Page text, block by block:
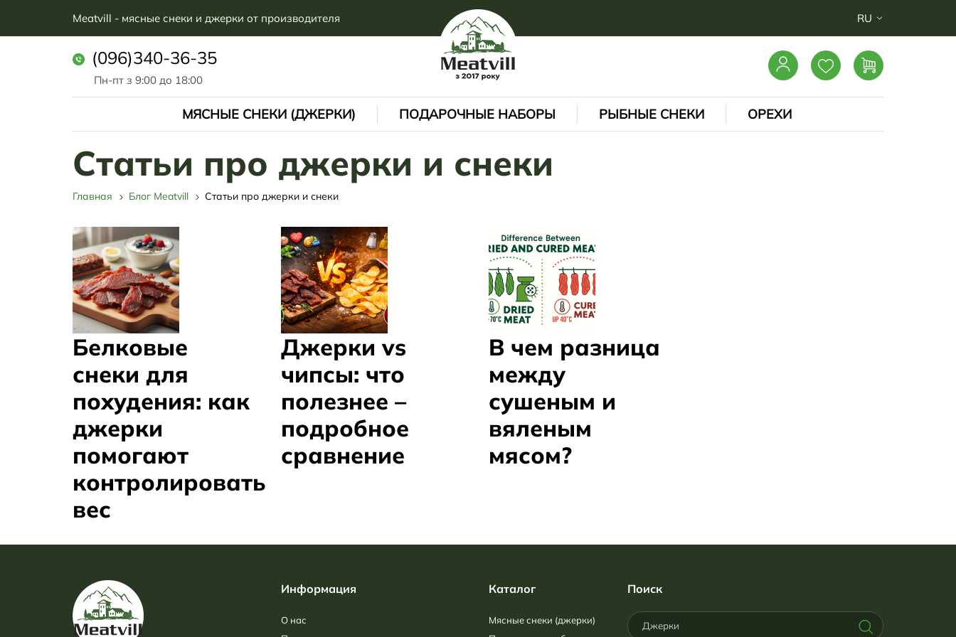
Meatvill - мясные снеки и джерки от производителя RU
(096)340-36-35
Пн-пт з 9:00 до 18:00
МЯСНЫЕ СНЕКИ (ДЖЕРКИ) ПОДАРОЧНЫЕ НАБОРЫ РЫБНЫЕ СНЕКИ ОРЕХИ
Статьи про джерки и снеки
Главная Блог Meatvill Статьи про джерки и снеки
Белковые
снеки для
похудения: как
джерки
помогают
контролировать
вес
Джерки vs
чипсы: что
полезнее –
подробное
сравнение
В чем разница
между
сушеным и
вяленым
мясом?
Информация
О нас
Каталог
Мясные снеки (джерки)
Поиск